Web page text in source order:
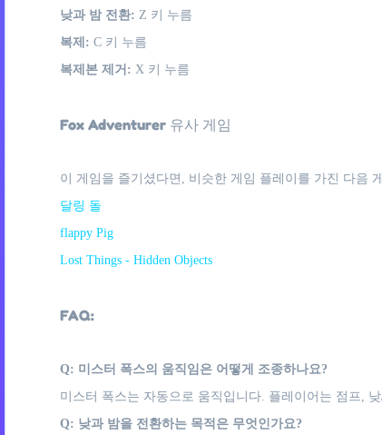
낮과 밤 전환: Z 키 누름
복제: C 키 누름
복제본 제거: X 키 누름
Fox Adventurer 유사 게임
이 게임을 즐기셨다면, 비슷한 게임 플레이를 가진 다음
달링 돌
flappy Pig
Lost Things - Hidden Objects
FAQ:
Q: 미스터 폭스의 움직임은 어떻게 조종하나요?
미스터 폭스는 자동으로 움직입니다. 플레이어는 점프,
Q: 낮과 밤을 전환하는 목적은 무엇인가요?